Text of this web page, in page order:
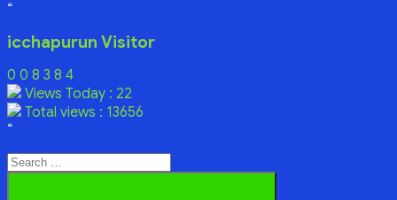
“
icchapurun Visitor
0 0 8 3 8 4
Views Today : 22
Total views : 13656
“
Search
for: